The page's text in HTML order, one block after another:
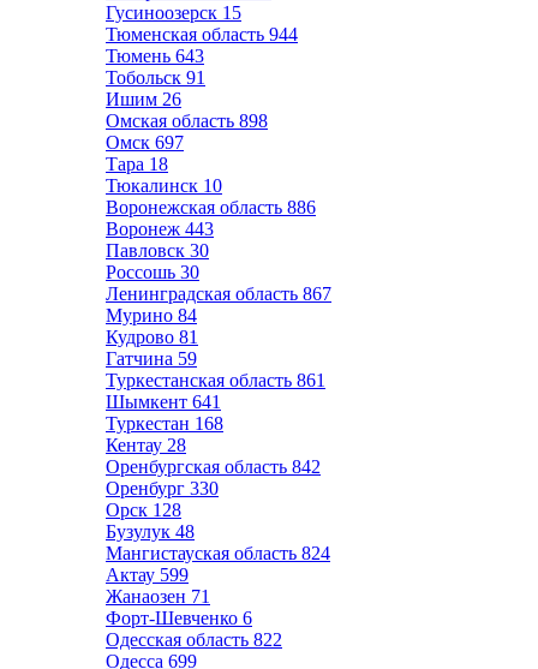
Гусиноозерск 15
Тюменская область 944
Тюмень 643
Тобольск 91
Ишим 26
Омская область 898
Омск 697
Тара 18
Тюкалинск 10
Воронежская область 886
Воронеж 443
Павловск 30
Россошь 30
Ленинградская область 867
Мурино 84
Кудрово 81
Гатчина 59
Туркестанская область 861
Шымкент 641
Туркестан 168
Кентау 28
Оренбургская область 842
Оренбург 330
Орск 128
Бузулук 48
Мангистауская область 824
Актау 599
Жанаозен 71
Форт-Шевченко 6
Одесская область 822
Одесса 699